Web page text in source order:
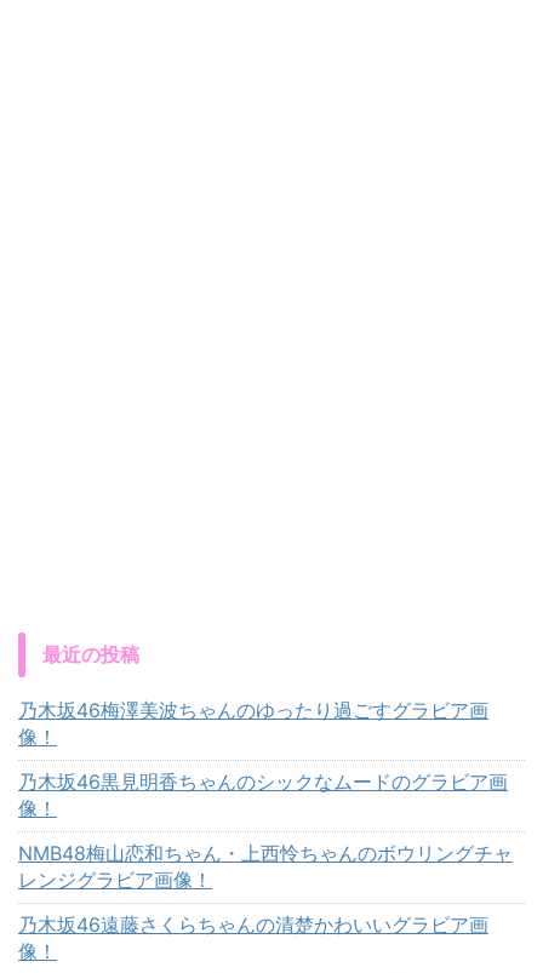
最近の投稿
乃木坂46梅澤美波ちゃんのゆったり過ごすグラビア画
像！
乃木坂46黒見明香ちゃんのシックなムードのグラビア画
像！
NMB48梅山恋和ちゃん・上西怜ちゃんのボウリングチャ
レンジグラビア画像！
乃木坂46遠藤さくらちゃんの清楚かわいいグラビア画
像！